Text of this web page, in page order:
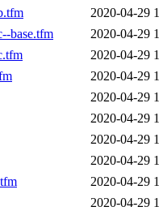
2020-04-29
base.tfm
2020-04-29
2020-04-29
2020-04-29
2020-04-29
2020-04-29
2020-04-29
2020-04-29
2020-04-29
2020-04-29